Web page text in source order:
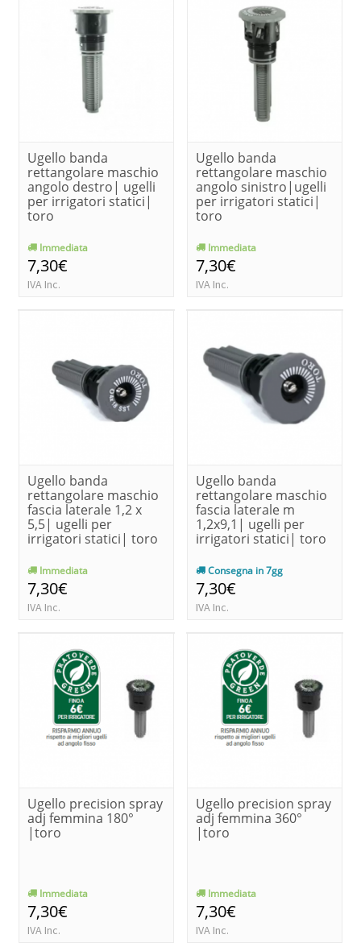
Ugello banda
rettangolare maschio
angolo destro| ugelli
per irrigatori statici|
toro
Immediata
7,30€
IVA Inc.
Ugello banda
rettangolare maschio
angolo sinistro|ugelli
per irrigatori statici|
toro
Immediata
7,30€
IVA Inc.
Ugello banda
rettangolare maschio
fascia laterale 1,2 x
5,5| ugelli per
irrigatori statici| toro
Immediata
7,30€
IVA Inc.
Ugello banda
rettangolare maschio
fascia laterale m
1,2x9,1| ugelli per
irrigatori statici| toro
Consegna in 7gg
7,30€
IVA Inc.
Ugello precision spray
adj femmina 180°
|toro
Immediata
7,30€
IVA Inc.
Ugello precision spray
adj femmina 360°
|toro
Immediata
7,30€
IVA Inc.